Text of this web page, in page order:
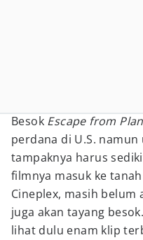
Besok Escape from
perdana di U.S.
tampaknya harus
filmnya masuk ke
Cineplex, masih
juga akan tayang
lihat dulu enam klip